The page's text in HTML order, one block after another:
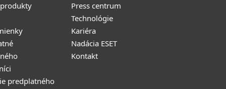
predplatného
Press centrum
Technológie
Kariéra
Nadácia ESET
Kontakt